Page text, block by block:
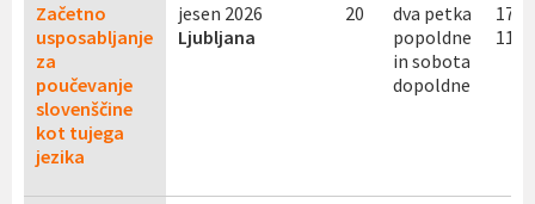
Začetno
usposabljanje
za
poučevanje
slovenščine
kot tujega
jezika
jesen 2026
Ljubljana
20
dva petka
popoldne
in sobota
dopoldne
170
119